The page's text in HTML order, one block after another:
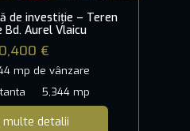
de investiție – Teren
Aurel Vlaicu
€
mp de vânzare
5,344 mp
multe detalii